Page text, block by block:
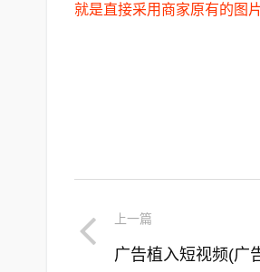
就是直接采用商家原有的图
上一篇
广告植入短视频(广